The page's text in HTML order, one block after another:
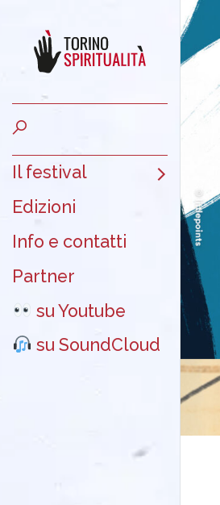
Il festival
Edizioni
Info e contatti
Partner
su Youtube
su SoundCloud